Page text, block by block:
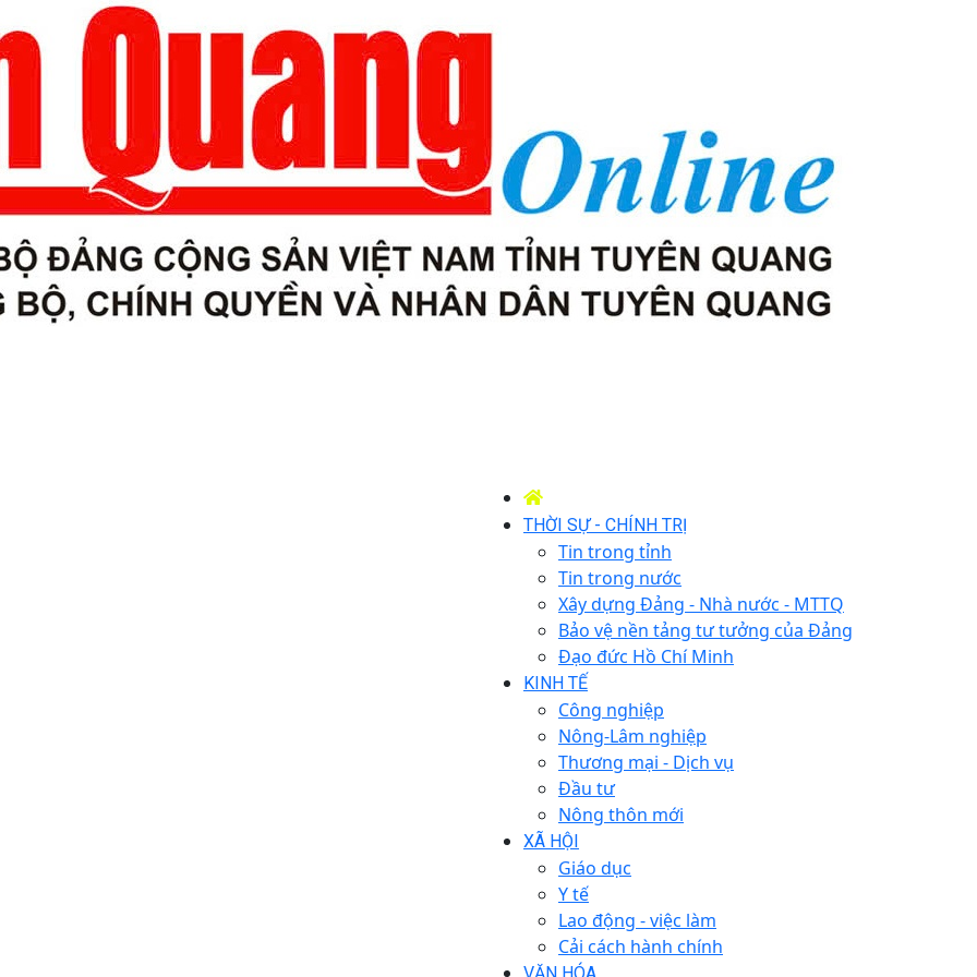
THỜI SỰ - CHÍNH TRỊ
Tin trong tỉnh
Tin trong nước
Xây dựng Đảng - Nhà nước - MTTQ
Bảo vệ nền tảng tư tưởng của Đảng
Đạo đức Hồ Chí Minh
KINH TẾ
Công nghiệp
Nông-Lâm nghiệp
Thương mại - Dịch vụ
Đầu tư
Nông thôn mới
XÃ HỘI
Giáo dục
Y tế
Lao động - việc làm
Cải cách hành chính